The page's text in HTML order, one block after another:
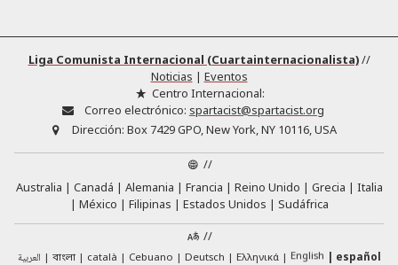
Liga Comunista Internacional (Cuartainternacionalista)//
Noticias | Eventos
Centro Internacional:
Correo electrónico: spartacist@spartacist.org
Dirección: Box 7429 GPO, New York, NY 10116, USA
//
Australia
Canadá Alemania Francia Reino Unido Grecia
Italia
México
Filipinas Estados Unidos
Sudáfrica
//
العربية বাংলা català Cebuano Deutsch Ελληνικά English español